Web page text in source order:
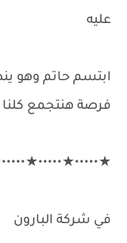
عليه
ابتسم حاتم وهو
فرصة هنتجمع كلنا
في شركة البارون